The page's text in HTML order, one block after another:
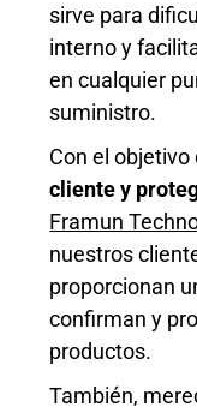
sirve para
interno y
en cualquier
suministro.
Con el objetivo
cliente y
Framun
nuestros
proporcionan
confirman y
productos.
También,